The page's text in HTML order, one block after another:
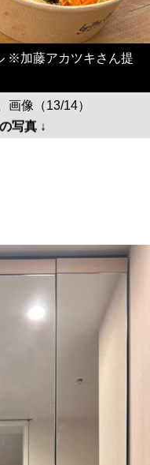
※加藤アカツキさん提
画像（13/14）
写真 ↓